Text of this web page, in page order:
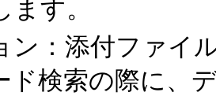
ます。
ン：添付ファイ
ド検索の際に、